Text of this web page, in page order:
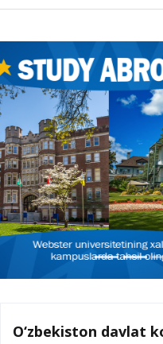
O‘zbekiston davlat